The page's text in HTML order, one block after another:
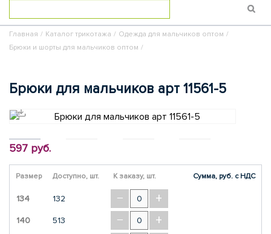
Главная / Каталог трикотажа / Одежда для мальчиков оптом /
Брюки и шорты для мальчиков оптом /
Брюки для мальчиков арт 11561-5
597 руб.
Размер Доступно, шт. К заказу, шт. Сумма, руб. с НДС
134 132 − +
140 513 − +